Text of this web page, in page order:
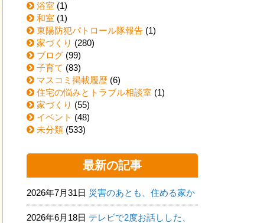
浴室 (1)
和室 (1)
東陽防犯パトロール隊報告 (1)
家づくり (280)
ブログ (99)
子育て (83)
マスコミ掲載履歴 (6)
住宅の悩みとトラブル相談室 (1)
家づくり (55)
イベント (48)
未分類 (533)
最新の記事
2026年7月31日 災害のあとも、住める家か
2026年6月18日 テレビで2度お話しした、